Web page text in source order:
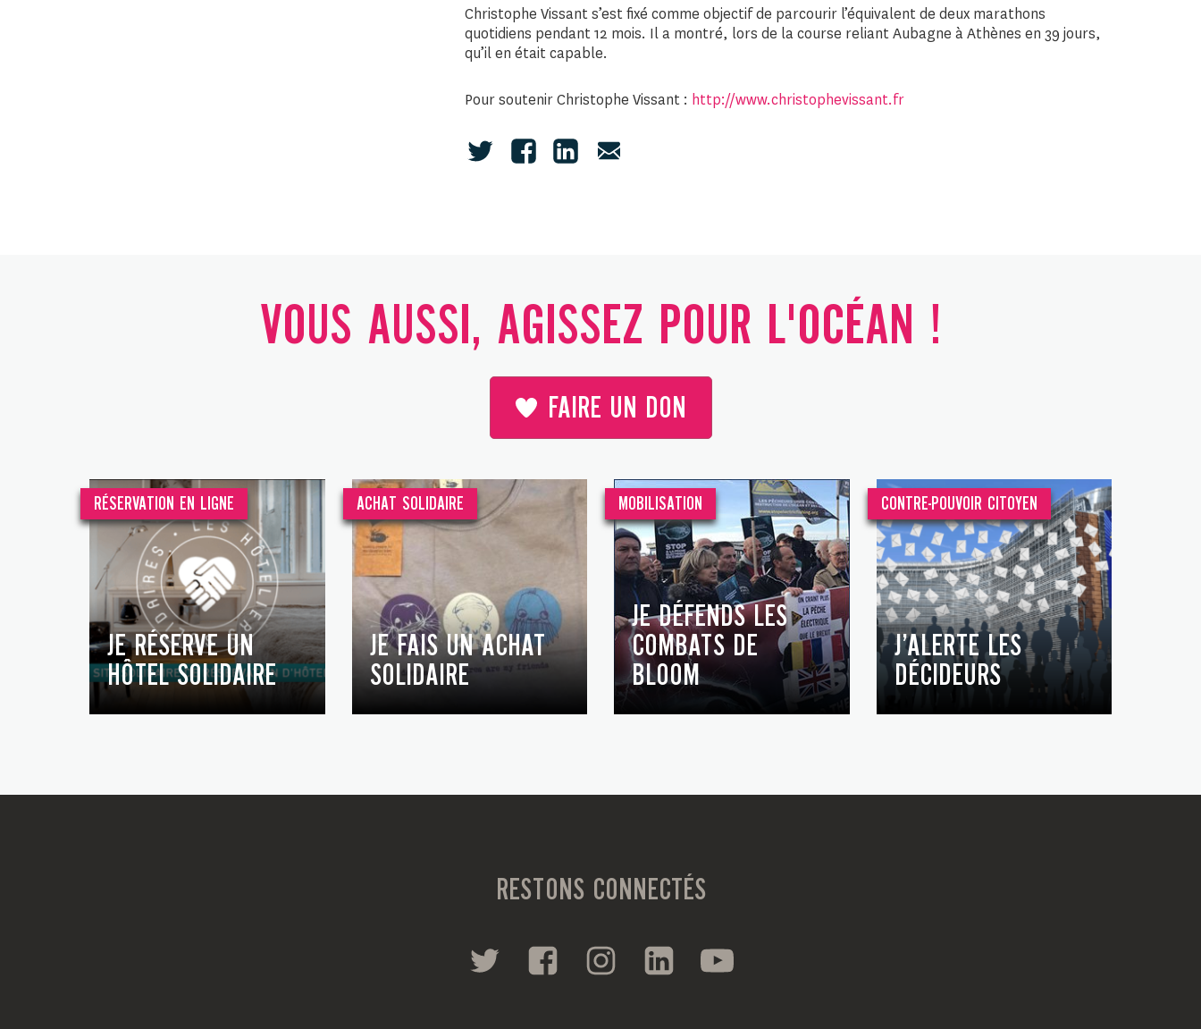
Christophe Vissant s’est fixé comme objectif de parcourir l’équivalent de deux marathons
quotidiens pendant 12 mois. Il a montré, lors de la course reliant Aubagne à Athènes en 39 jours,
qu’il en était capable.
Pour soutenir Christophe Vissant : http://www.christophevissant.fr
VOUS AUSSI, AGISSEZ POUR L'OCÉAN !
FAIRE UN DON
RÉSERVATION EN LIGNE
JE RÉSERVE UN
HÔTEL SOLIDAIRE
ACHAT SOLIDAIRE
JE FAIS UN ACHAT
SOLIDAIRE
MOBILISATION
JE DÉFENDS LES
COMBATS DE
BLOOM
CONTRE-POUVOIR CITOYEN
J’ALERTE LES
DÉCIDEURS
RESTONS CONNECTÉS